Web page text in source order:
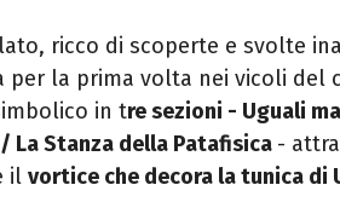
ricco di scoperte e svolte
per la prima volta nei vicoli del
in tre sezioni - Uguali
Stanza della Patafisica -
il vortice che decora la tunica di